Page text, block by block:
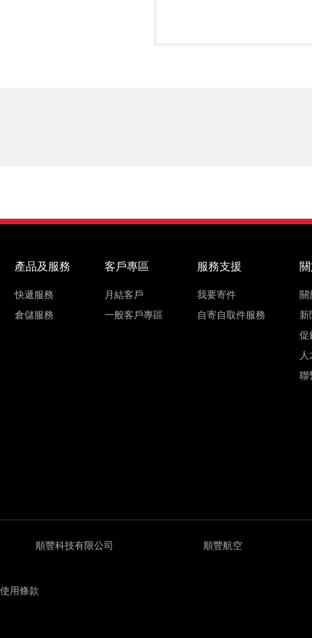
產品及服務
快遞服務
倉儲服務
客戶專區
月結客戶
一般客戶專區
服務支援
我要寄件
自寄自取件服務
關
新
促
聯
順豐科技有限公司 順豐航空
使用條款